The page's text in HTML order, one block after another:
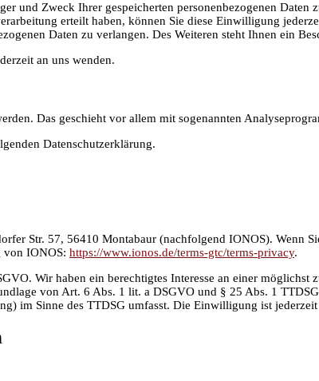
und Zweck Ihrer gespeicherten personenbezogenen
erteilt haben, können Sie diese Einwilligung
Daten zu verlangen. Des Weiteren steht Ihnen ein
an uns wenden.
Das geschieht vor allem mit sogenannten
Datenschutzerklärung.
Str. 57, 56410 Montabaur (nachfolgend IONOS). Wenn
von IONOS: https://www.ionos.de/terms-gtc/terms-privacy.
Wir haben ein berechtigtes Interesse an einer möglichst
von Art. 6 Abs. 1 lit. a DSGVO und § 25 Abs. 1
im Sinne des TTDSG umfasst. Die Einwilligung ist